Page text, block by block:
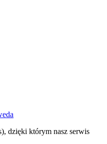
dzięki którym nasz serwis